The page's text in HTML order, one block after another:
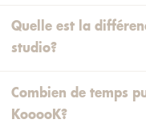
Quelle est la
studio?
Combien de temps
KooooK?